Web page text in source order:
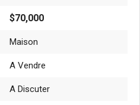
$70,000
Maison
A Vendre
A Discuter